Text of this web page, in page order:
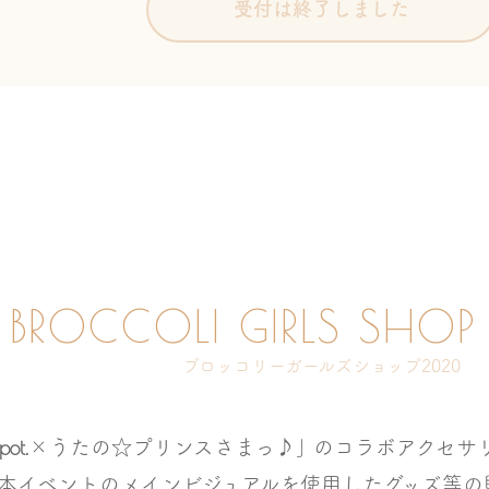
受付は終了しました
BROCCOLI GIRLS
ブロッコリーガールズショップ2020
×うたの☆プリンスさまっ♪｣ の コラボアクセサ
イベントのメインビジュアルを使用した グッズ等